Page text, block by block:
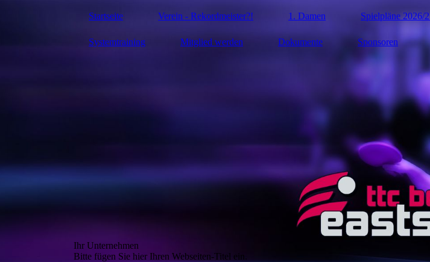
Startseite Verein - Rekordmeister?! 1. Damen Spielpläne 2026/
Systemtraining Mitglied werden Dokumente Sponsoren
Ihr Unternehmen
Bitte fügen Sie hier Ihren Webseiten-Titel ein.